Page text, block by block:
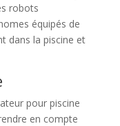
robots
équipés de
dans la piscine et
pour piscine
en compte